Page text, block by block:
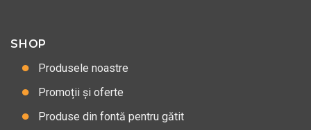
SHOP
Produsele noastre
Promoții și oferte
Produse din fontă pentru gătit